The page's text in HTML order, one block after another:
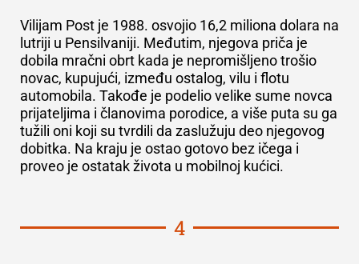
Vilijam Post je 1988. osvojio 16,2 miliona dolara na
lutriji u Pensilvaniji. Međutim, njegova priča je
dobila mračni obrt kada je nepromišljeno trošio
novac, kupujući, između ostalog, vilu i flotu
automobila. Takođe je podelio velike sume novca
prijateljima i članovima porodice, a više puta su ga
tužili oni koji su tvrdili da zaslužuju deo njegovog
dobitka. Na kraju je ostao gotovo bez ičega i
proveo je ostatak života u mobilnoj kućici.
4